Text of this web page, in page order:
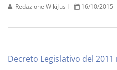
Redazione WikiJus I 16/10/2015
Decreto Legislativo del